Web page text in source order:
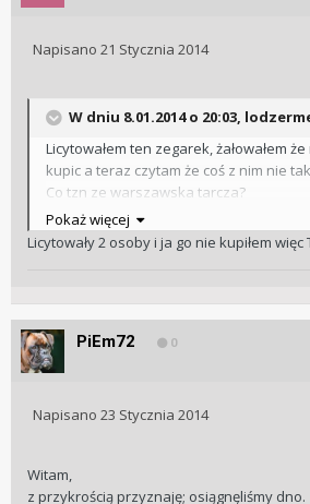
Napisano 21 Stycznia 2014
W dniu 8.01.2014 o 20:03,
Licytowałem ten zegarek, żałowałem
kupic a teraz czytam że coś z nim nie
Co tzn ze warszawska tarcza?
Szukam jakichś 2-3 ładnych Polaków w
wygladał niezle
Pokaż więcej
Licytowały 2 osoby i ja go nie kupiłem więc
PiEm72 0
Napisano 23 Stycznia 2014
Witam,
z przykrością przyznaję; osiągnęliśmy dno.